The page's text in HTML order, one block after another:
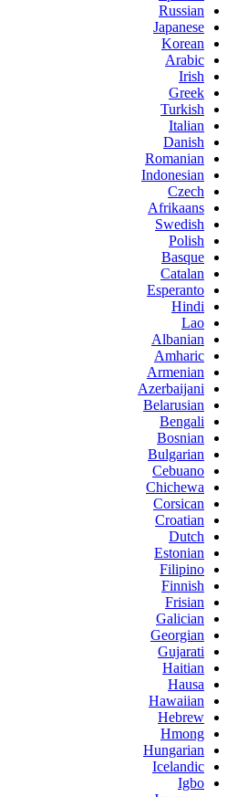
Russian
Japanese
Korean
Arabic
Irish
Greek
Turkish
Italian
Danish
Romanian
Indonesian
Czech
Afrikaans
Swedish
Polish
Basque
Catalan
Esperanto
Hindi
Lao
Albanian
Amharic
Armenian
Azerbaijani
Belarusian
Bengali
Bosnian
Bulgarian
Cebuano
Chichewa
Corsican
Croatian
Dutch
Estonian
Filipino
Finnish
Frisian
Galician
Georgian
Gujarati
Haitian
Hausa
Hawaiian
Hebrew
Hmong
Hungarian
Icelandic
Igbo